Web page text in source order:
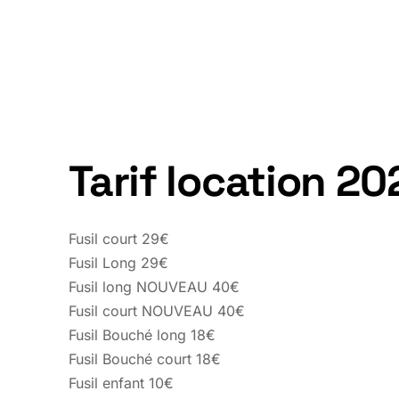
Tarif location
Fusil court 29€
Fusil Long 29€
Fusil long NOUVEAU 40€
Fusil court NOUVEAU 40€
Fusil Bouché long 18€
Fusil Bouché court 18€
Fusil enfant 10€